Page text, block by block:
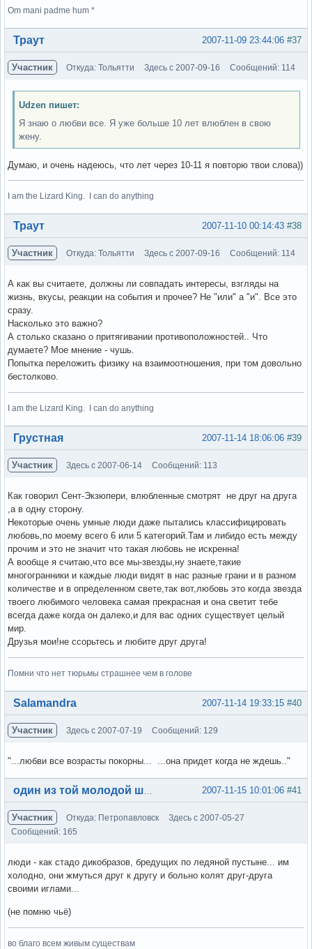
Om mani padme hum *
Вне форума #37
2007-11-09 23:44:06
Траут
Участник Откуда: Тольятти Здесь с 2007-09-16 Сообщений: 114
Udzen пишет:
Я знаю о любви все. Я уже больше 10 лет влюблен в свою
жену.
Думаю, и очень надеюсь, что лет через 10-11 я повторю твои слова))
I am the Lizard King. I can do anything
Вне форума #38
2007-11-10 00:14:43
Траут
Участник Откуда: Тольятти Здесь с 2007-09-16 Сообщений: 114
А как вы считаете, должны ли совпадать интересы, взгляды на
жизнь, вкусы, реакции на события и прочее? Не "или" а "и". Все это
сразу.
Насколько это важно?
А столько сказано о притягивании противоположностей.. Что
думаете? Мое мнение - чушь.
Попытка переложить физику на взаимоотношения, при том довольно
бестолково.
I am the Lizard King. I can do anything
Вне форума #39
2007-11-14 18:06:06
Грустная
Участник Здесь с 2007-06-14 Сообщений: 113
Как говорил Сент-Экзюпери, влюбленные смотрят не друг на друга
,а в одну сторону.
Некоторые очень умные люди даже пытались классифицировать
любовь,по моему всего 6 или 5 категорий.Там и либидо есть между
прочим и это не значит что такая любовь не искренна!
А вообще я считаю,что все мы-звезды,ну знаете,такие
многогранники и каждые люди видят в нас разные грани и в разном
количестве и в определенном свете,так вот,любовь это когда звезда
твоего любимого человека самая прекрасная и она светит тебе
всегда даже когда он далеко,и для вас одних существует целый
мир.
Друзья мои!не ссорьтесь и любите друг друга!
Помни что нет тюрьмы страшнее чем в голове
Вне форума #40
2007-11-14 19:33:15
Salamandra
Участник Здесь с 2007-07-19 Сообщений: 129
"...любви все возрасты покорны... ...она придет когда не ждешь.."
Вне форума #41
2007-11-15 10:01:06
один из той молодой шпаны
Участник Откуда: Петропавловск
Здесь с 2007-05-27
Сообщений: 165
люди - как стадо дикобразов, бредущих по ледяной пустыне... им
холодно, они жмуться друг к другу и больно колят друг-друга
своими иглами...
(не помню чьё)
во благо всем живым существам